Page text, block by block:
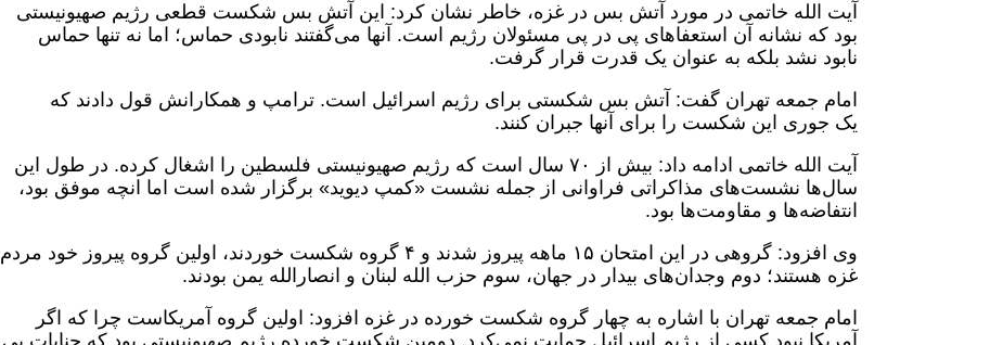
آیت الله خاتمی در مورد آتش بس در غزه، خاطر نشان کرد: این آتش بس شکست قطعی رژیم صهیونیستی
بود که نشانه آن استعفاهای پی در پی مسئولان رژیم است. آنها می‌گفتند نابودی حماس؛ اما نه تنها حماس
نابود نشد بلکه به عنوان یک قدرت قرار گرفت.
امام جمعه تهران گفت: آتش بس شکستی برای رژیم اسرائیل است. ترامپ و همکارانش قول دادند که
یک جوری این شکست را برای آنها جبران کنند.
آیت الله خاتمی ادامه داد: بیش از ۷۰ سال است که رژیم صهیونیستی فلسطین را اشغال کرده. در طول این
سال‌ها نشست‌های مذاکراتی فراوانی از جمله نشست «کمپ دیوید» برگزار شده است اما انچه موفق بود،
انتفاضه‌ها و مقاومت‌ها بود.
وی افزود: گروهی در این امتحان ۱۵ ماهه پیروز شدند و ۴ گروه شکست خوردند، اولین گروه پیروز خود مردم
غزه هستند؛ دوم وجدان‌های بیدار در جهان، سوم حزب الله لبنان و انصارالله یمن بودند.
امام جمعه تهران با اشاره به چهار گروه شکست خورده در غزه افزود: اولین گروه آمریکاست چرا که اگر
آمریکا نبود کسی از رژیم اسرائیل حمایت نمی‌کرد. دومین شکست خورده رژیم صهیونیستی بود که جنایات بی